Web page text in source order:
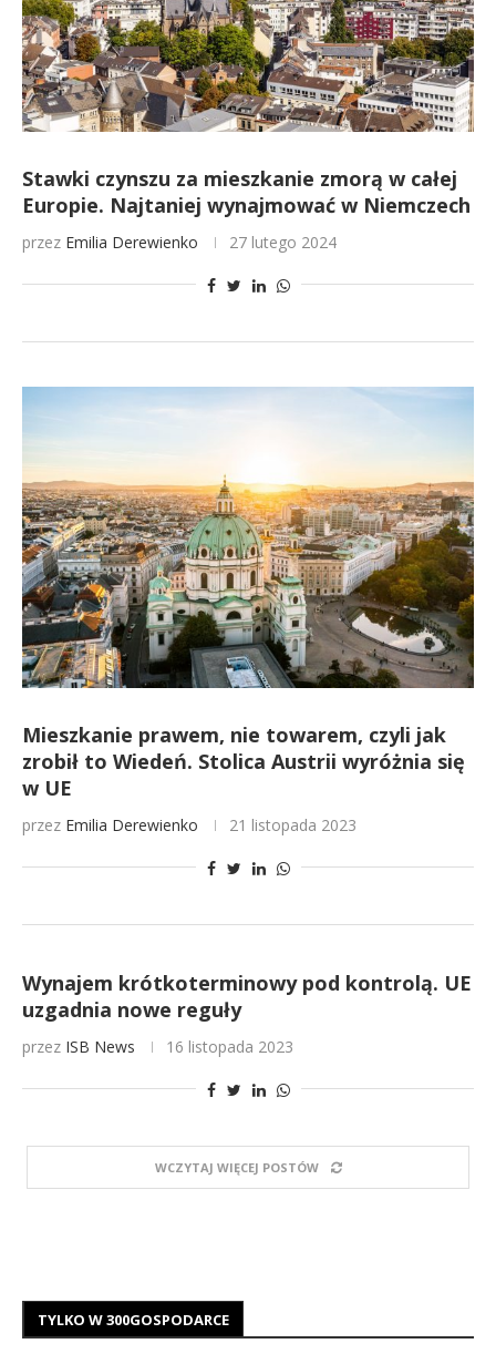
Stawki czynszu za mieszkanie zmorą w całej
Europie. Najtaniej wynajmować w Niemczech
przez Emilia Derewienko 27 lutego 2024
Mieszkanie prawem, nie towarem, czyli jak
zrobił to Wiedeń. Stolica Austrii wyróżnia się
w UE
przez Emilia Derewienko 21 listopada 2023
Wynajem krótkoterminowy pod kontrolą. UE
uzgadnia nowe reguły
przez ISB News 16 listopada 2023
WCZYTAJ WIĘCEJ POSTÓW
TYLKO W 300GOSPODARCE